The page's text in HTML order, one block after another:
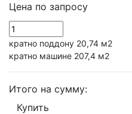
Цена по запросу
кратно поддону 20,74 м2
кратно машине 207,4 м2
Итого на сумму:
Купить